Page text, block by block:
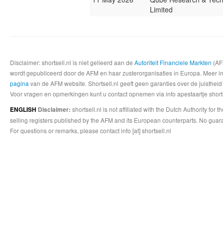
Limited
Disclaimer: shortsell.nl is niet gelieerd aan de Autoriteit Financiele Markten
wordt gepubliceerd door de AFM en haar zusterorganisaties in Europa.
pagina van de AFM website. Shortsell.nl geeft geen garanties over de
Voor vragen en opmerkingen kunt u contact opnemen via info apestaartje
ENGLISH Disclaimer: shortsell.nl is not affiliated with the Dutch Authority for
selling registers published by the AFM and its European counterparts. No
For questions or remarks, please contact info [at] shortsell.nl